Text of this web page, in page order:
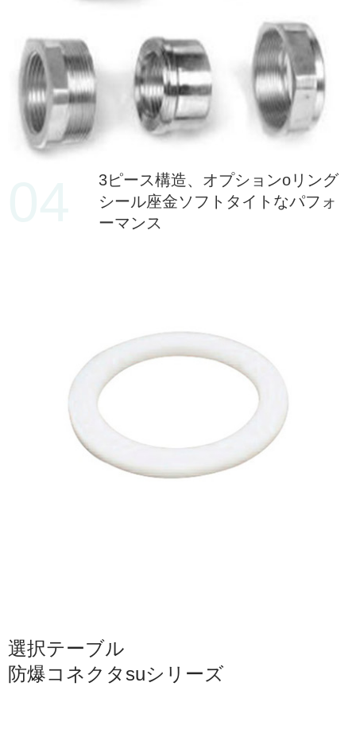
3ピース構造、オプションoリング
シール座金ソフトタイトなパフォ
ーマンス
選択テーブル
防爆コネクタsuシリーズ